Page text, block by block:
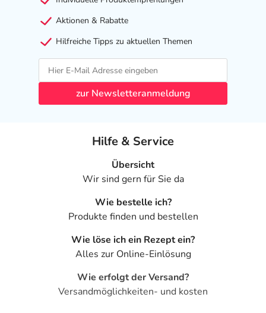
Aktionen & Rabatte
Hilfreiche Tipps zu aktuellen Themen
zur Newsletteranmeldung
Hilfe & Service
Übersicht
Wir sind gern für Sie da
Wie bestelle ich?
Produkte finden und bestellen
Wie löse ich ein Rezept ein?
Alles zur Online-Einlösung
Wie erfolgt der Versand?
Versandmöglichkeiten- und kosten